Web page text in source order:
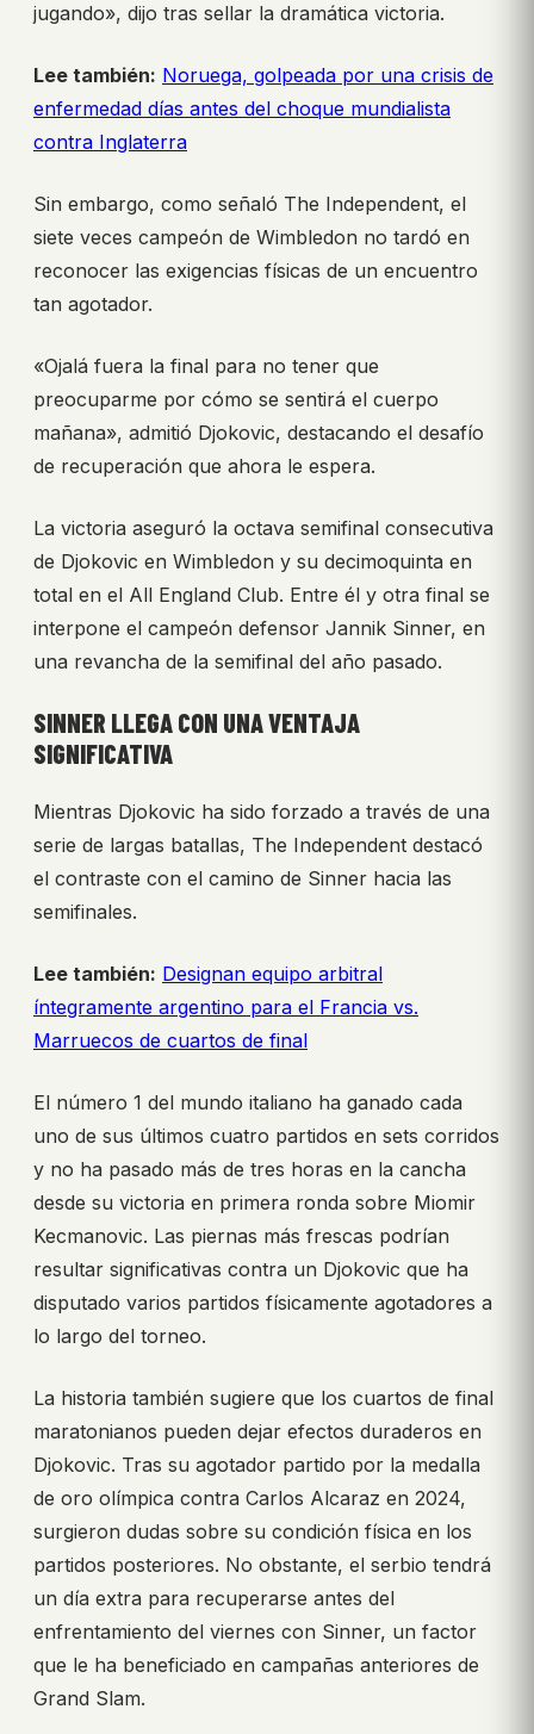
jugando», dijo tras sellar la dramática victoria.
Lee también: Noruega, golpeada por una crisis de
enfermedad días antes del choque mundialista
contra Inglaterra
Sin embargo, como señaló The Independent, el
siete veces campeón de Wimbledon no tardó en
reconocer las exigencias físicas de un encuentro
tan agotador.
«Ojalá fuera la final para no tener que
preocuparme por cómo se sentirá el cuerpo
mañana», admitió Djokovic, destacando el desafío
de recuperación que ahora le espera.
La victoria aseguró la octava semifinal consecutiva
de Djokovic en Wimbledon y su decimoquinta en
total en el All England Club. Entre él y otra final se
interpone el campeón defensor Jannik Sinner, en
una revancha de la semifinal del año pasado.
SINNER LLEGA CON UNA VENTAJA
SIGNIFICATIVA
Mientras Djokovic ha sido forzado a través de una
serie de largas batallas, The Independent destacó
el contraste con el camino de Sinner hacia las
semifinales.
Lee también: Designan equipo arbitral
íntegramente argentino para el Francia vs.
Marruecos de cuartos de final
El número 1 del mundo italiano ha ganado cada
uno de sus últimos cuatro partidos en sets corridos
y no ha pasado más de tres horas en la cancha
desde su victoria en primera ronda sobre Miomir
Kecmanovic. Las piernas más frescas podrían
resultar significativas contra un Djokovic que ha
disputado varios partidos físicamente agotadores a
lo largo del torneo.
La historia también sugiere que los cuartos de final
maratonianos pueden dejar efectos duraderos en
Djokovic. Tras su agotador partido por la medalla
de oro olímpica contra Carlos Alcaraz en 2024,
surgieron dudas sobre su condición física en los
partidos posteriores. No obstante, el serbio tendrá
un día extra para recuperarse antes del
enfrentamiento del viernes con Sinner, un factor
que le ha beneficiado en campañas anteriores de
Grand Slam.